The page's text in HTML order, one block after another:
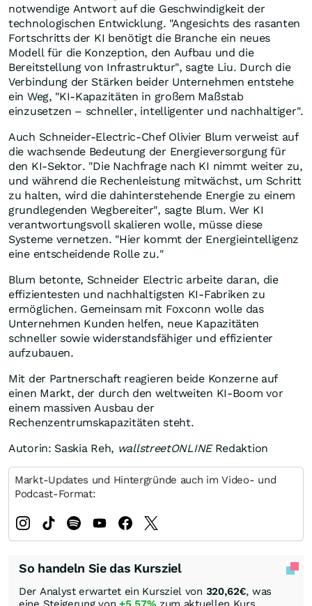
notwendige Antwort auf die Geschwindigkeit der
technologischen Entwicklung. "Angesichts des rasanten
Fortschritts der KI benötigt die Branche ein neues
Modell für die Konzeption, den Aufbau und die
Bereitstellung von Infrastruktur", sagte Liu. Durch die
Verbindung der Stärken beider Unternehmen entstehe
ein Weg, "KI-Kapazitäten in großem Maßstab
einzusetzen – schneller, intelligenter und nachhaltiger".
Auch Schneider-Electric-Chef Olivier Blum verweist auf
die wachsende Bedeutung der Energieversorgung für
den KI-Sektor. "Die Nachfrage nach KI nimmt weiter zu,
und während die Rechenleistung mitwächst, um Schritt
zu halten, wird die dahinterstehende Energie zu einem
grundlegenden Wegbereiter", sagte Blum. Wer KI
verantwortungsvoll skalieren wolle, müsse diese
Systeme vernetzen. "Hier kommt der Energieintelligenz
eine entscheidende Rolle zu."
Blum betonte, Schneider Electric arbeite daran, die
effizientesten und nachhaltigsten KI-Fabriken zu
ermöglichen. Gemeinsam mit Foxconn wolle das
Unternehmen Kunden helfen, neue Kapazitäten
schneller sowie widerstandsfähiger und effizienter
aufzubauen.
Mit der Partnerschaft reagieren beide Konzerne auf
einen Markt, der durch den weltweiten KI-Boom vor
einem massiven Ausbau der
Rechenzentrumskapazitäten steht.
Autorin: Saskia Reh, wallstreetONLINERedaktion
Markt-Updates und Hintergründe auch im Video- und
Podcast-Format:
So handeln Sie das Kursziel
Der Analyst erwartet ein Kursziel von 320,62€, was